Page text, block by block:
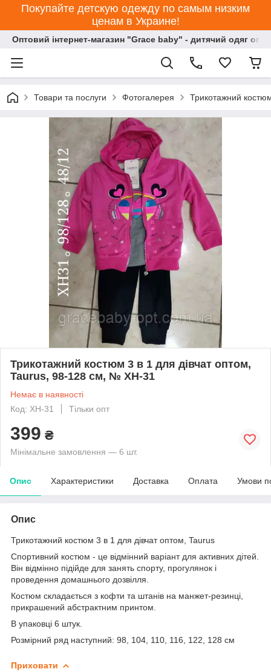
Покупайте детскую одежду по самым низким
ценам в Украине!
Оптовий інтернет-магазин "Grace baby" - дитячий одяг
Товари та послуги Фотогалерея Трикотажний
Трикотажний костюм 3 в 1 для дівчат оптом,
Taurus, 98-128 см, № XH-31
Немає в наявності
Код: XH-31
Тільки опт
399 ₴
Мінімальне замовлення — 6 шт.
Опис Характеристики Доставка Оплата Умови
Опис
Трикотажний костюм 3 в 1 для дівчат оптом, Taurus
Спортивний костюм - це відмінний варіант для активних дітей.
Він відмінно підійде для занять спорту, прогулянок і
проведення домашнього дозвілля.
Костюм складається з кофти та штанів на манжет-резинці,
прикрашений абстрактним принтом.
В упаковці 6 штук.
Розмірний ряд наступний: 98, 104, 110, 116, 122, 128 см
Приховати